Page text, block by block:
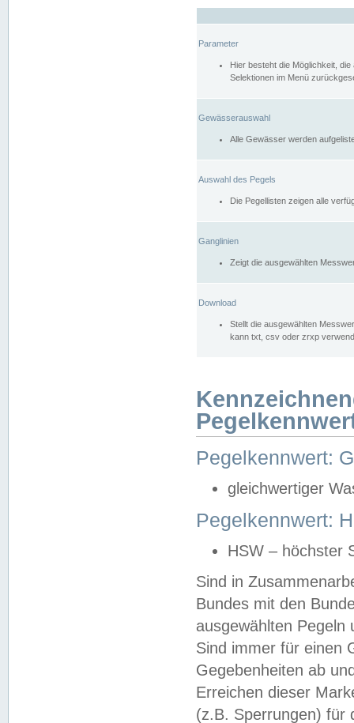
Parameter
Hier besteht die Möglichkeit,
Selektionen im Menü
Gewässerauswahl
Alle Gewässer werden
Auswahl des Pegels
Die Pegellisten zeigen alle
Ganglinien
Zeigt die ausgewählten
Download
Stellt die ausgewählten
kann txt, csv oder zrxp
Pegelkennwert:
gleichwertiger
Pegelkennwert:
HSW – höchster
Sind in
Bundes mit den
ausgewählten
Sind immer für einen
Gegebenheiten ab
Erreichen dieser
(z.B. Sperrungen) für